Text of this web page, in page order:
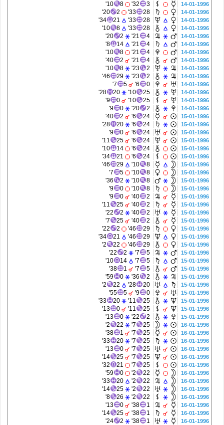
14-01-1996
3
32'
8
10'
14-01-1996
28
33'
2
20'
14-01-1996
28
33'
21
34'
14-01-1996
28
33'
8
10'
14-01-1996
4
21'
2
20'
14-01-1996
4
21'
14
8'
14-01-1996
4
21'
8
10'
14-01-1996
4
21'
2
40'
14-01-1996
2
23'
8
10'
14-01-1996
2
23'
29
46'
14-01-1996
0
6'
5
7'
14-01-1996
25
10'
20
28'
14-01-1996
25
10'
0
9'
14-01-1996
2
20'
0
9'
15-01-1996
24
6'
2
40'
15-01-1996
24
6'
20
28'
15-01-1996
24
6'
0
9'
15-01-1996
24
6'
25
11'
15-01-1996
24
6'
14
10'
15-01-1996
24
6'
21
34'
15-01-1996
8
10'
29
46'
15-01-1996
8
10'
5
7'
15-01-1996
8
10'
2
36'
15-01-1996
8
10'
0
9'
15-01-1996
2
40'
0
9'
15-01-1996
2
40'
25
11'
15-01-1996
2
40'
2
22'
15-01-1996
2
40'
25
7'
15-01-1996
29
46'
2
22'
15-01-1996
29
46'
21
34'
15-01-1996
29
46'
22
2'
15-01-1996
5
7'
2
22'
15-01-1996
5
7'
14
10'
15-01-1996
5
7'
1
38'
15-01-1996
2
36'
0
59'
15-01-1996
20
28'
22
2'
15-01-1996
0
9'
5
55'
15-01-1996
25
11'
20
33'
15-01-1996
25
11'
0
13'
15-01-1996
2
22'
0
13'
16-01-1996
25
7'
22
2'
16-01-1996
25
7'
1
38'
16-01-1996
25
7'
20
33'
16-01-1996
25
7'
0
13'
16-01-1996
25
7'
25
14'
16-01-1996
25
7'
21
32'
16-01-1996
22
2'
0
59'
16-01-1996
22
2'
20
33'
16-01-1996
22
2'
25
14'
16-01-1996
22
2'
26
8'
16-01-1996
1
38'
0
13'
16-01-1996
1
38'
25
14'
16-01-1996
1
38'
2
24'